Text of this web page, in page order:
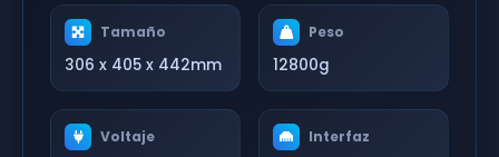
Tamaño
306 x 405 x 442mm
Peso
12800g
Voltaje Interfaz